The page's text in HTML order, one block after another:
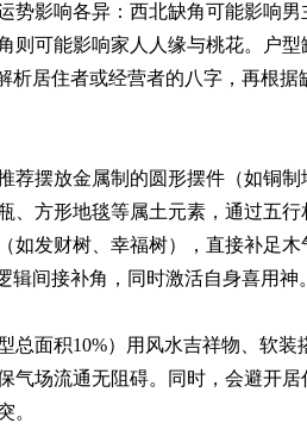
势影响各异：西北缺角可能影响
则可能影响家人人缘与桃花。户
析居住者或经营者的八字，再根
荐摆放金属制的圆形摆件（如铜
、方形地毯等属土元素，通过五
如发财树、幸福树），直接补足
辑间接补角，同时激活自身喜用神。
面积10%）用风水吉祥物、软
气场流通无阻碍。同时，会避开
。